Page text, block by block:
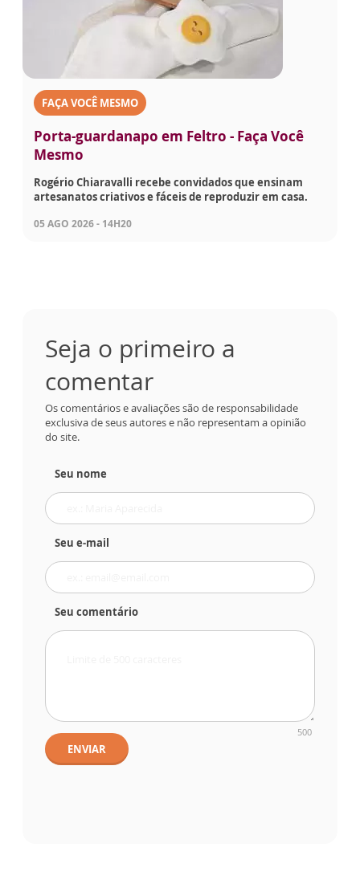
FAÇA VOCÊ MESMO
Porta-guardanapo em Feltro - Faça Você
Mesmo
Rogério Chiaravalli recebe convidados que ensinam
artesanatos criativos e fáceis de reproduzir em casa.
05 AGO 2026 - 14H20
Seja o primeiro a
comentar
Os comentários e avaliações são de responsabilidade
exclusiva de seus autores e não representam a opinião
do site.
Seu nome
Seu e-mail
Seu comentário
500
ENVIAR